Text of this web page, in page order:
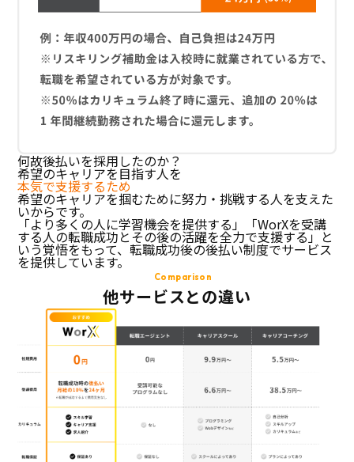
何故後払いを採用したのか？
希望のキャリアを目指す人を
本気で支援するため
希望のキャリアを掴むために努力・挑戦する人を支えた
いからです。
「より多くの人に学習機会を提供する」「WorXを受講
する人の転職成功とその後の活躍を全力で支援する」と
いう覚悟をもって、転職成功後の後払い制度でサービス
を提供しています。
Comparison
他サービスとの違い